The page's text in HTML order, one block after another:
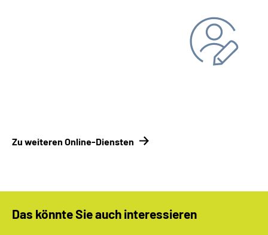
Zu weiteren Online-Diensten
Das könnte Sie auch interessieren